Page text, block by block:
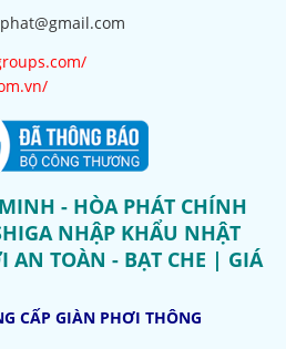
- HÒA PHÁT CHÍNH
NHẬP KHẨU NHẬT
AN TOÀN - BẠT CHE | GIÁ
CẤP GIÀN PHƠI THÔNG